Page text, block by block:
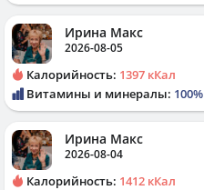
Ирина Макс
2026-08-05
Калорийность: 1397 кКал
Витамины и минералы: 100%
Ирина Макс
2026-08-04
Калорийность: 1412 кКал